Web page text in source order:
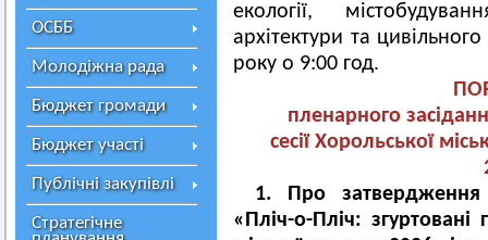
ОСББ
Молодіжна рада
Бюджет громади
Бюджет участі
Публічні закупівлі
Стратегічне
екології,
архітектури та
року о 9:00 год.
пленарного
сесії Хорольської
1. Про затвердження
«Пліч-о-Пліч: